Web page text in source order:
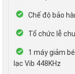
Chế độ bảo
Tổ chức lễ
1 máy giảm
lạc Vib 448KHz